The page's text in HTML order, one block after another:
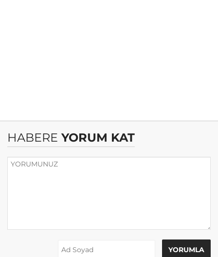
HABERE YORUM KAT